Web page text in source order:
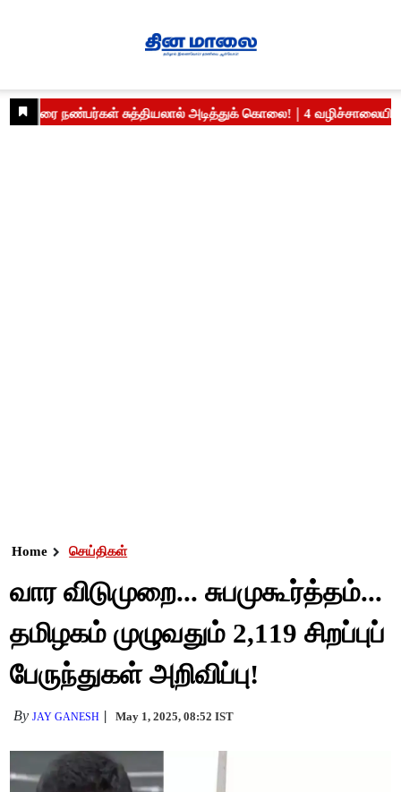
Home செய்திகள்
வார விடுமுறை... சுபமுகூர்த்தம்...
தமிழகம் முழுவதும் 2,119 சிறப்புப்
பேருந்துகள் அறிவிப்பு!
ByJAY GANESH May 1, 2025, 08:52 IST